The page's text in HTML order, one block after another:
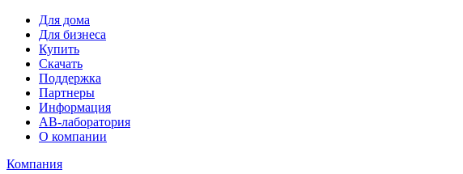
Для дома
Для бизнеса
Купить
Скачать
Поддержка
Партнеры
Информация
АВ-лаборатория
О компании
Компания